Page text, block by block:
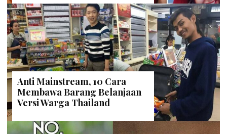
Anti Mainstream, 10 Cara
Membawa Barang Belanjaan
Versi Warga Thailand